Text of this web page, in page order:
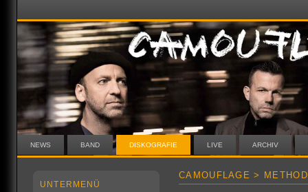
NEWS BAND DISKOGRAFIE LIVE ARCHIV
UNTERMENÜ
CAMOUFLAGE >